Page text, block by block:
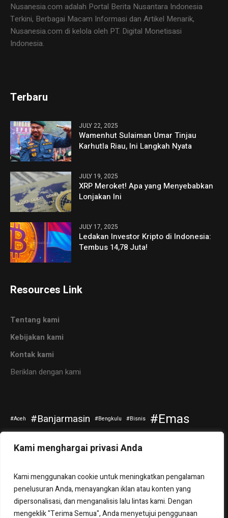
Kami menghargai privasi Anda
Kami menggunakan cookie untuk meningkatkan pengalaman
penelusuran Anda, menayangkan iklan atau konten yang
dipersonalisasi, dan menganalisis lalu lintas kami. Dengan
mengeklik "Terima Semua", Anda menyetujui penggunaan
Nusanesia.com adalah Portal Berita Nusantara Indonesia
Terkini, Berbagai Macam Informasi dan Artikel Menarik,
Nusanesia.com di kelola oleh PT. Digital Monetisasi
Indonesia.
Terbaru
JULY 22, 2025
Wamenhut Sulaiman Umar Tinjau
Karhutla Riau, Ini Langkah Nyata
JULY 19, 2025
XRP Meroket! Apa yang Menyebabkan
Lonjakan Ini
JULY 17, 2025
Ledakan Investor Kripto di Indonesia:
Tembus 14,78 Juta!
Resources Link
Tentang kami
Kebijakan kami
Kontak kami
Beriklan dengan kami
Aceh Banjarmasin Bengkulu Bisnis Emas
Kripto
Politik
Sepakbola Tanah Bumbu Teknologi Travel Tuban